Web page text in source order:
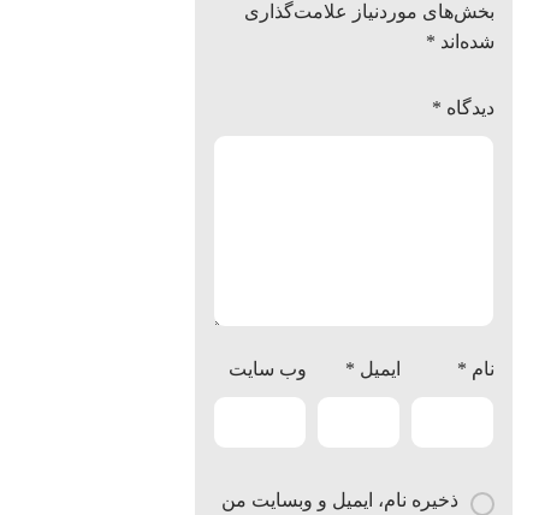
بخش‌های موردنیاز علامت‌گذاری
شده‌اند *
دیدگاه *
نام * ایمیل * وب‌ سایت
ذخیره نام، ایمیل و وبسایت من